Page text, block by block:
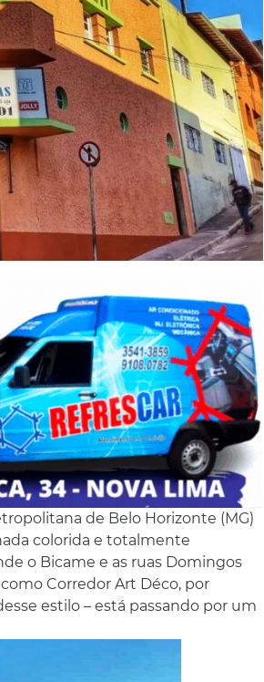
de Belo Horizonte (MG)
colorida e totalmente
o Bicame e as ruas Domingos
Corredor Art Déco, por
estilo – está passando por um